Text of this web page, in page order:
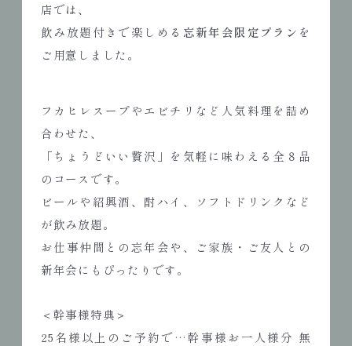
店では、
飲み放題付きで楽しめる 忘新年会限定プラン を
ご用意しました。
フカヒレスープやエビチリなど人気料理を詰め
合わせた、
「ちょうどいい贅沢」を気軽に味わえる全８品
のコースです。
ビールや紹興酒、酎ハイ、ソフトドリンクなど
が飲み放題。
お仕事仲間との忘年会や、ご家族・ご友人との
新年会にもぴったりです。
＜幹事様特典＞
25名様以上のご予約で…幹事様お一人様分 無